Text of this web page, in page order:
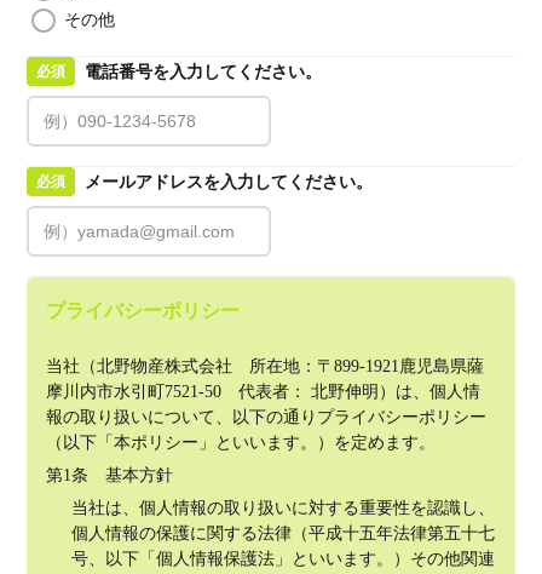
その他
必須 電話番号を入力してください。
必須 メールアドレスを入力してください。
プライバシーポリシー
当社（北野物産株式会社　所在地：〒899-1921鹿児島県薩
摩川内市水引町7521-50　代表者： 北野伸明）は、個人情
報の取り扱いについて、以下の通りプライバシーポリシー
（以下「本ポリシー」といいます。）を定めます。
第1条　基本方針
当社は、個人情報の取り扱いに対する重要性を認識し、
個人情報の保護に関する法律（平成十五年法律第五十七
号、以下「個人情報保護法」といいます。）その他関連